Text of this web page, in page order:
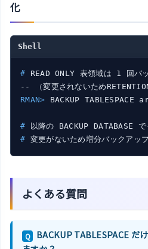
化
Shell
# READ ONLY 表領域は 1 回バ
RMAN> BACKUP
# 以降の BACKUP DATABASE で
# 変更がないため増分バックアッ
よくある質問
Q
BACKUP TABLESPACE だ